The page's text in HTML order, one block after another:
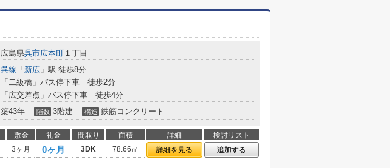
広島県呉市広本町 １丁目
呉線 「 新広 」駅 徒歩8分
「二級橋」バス停下車 徒歩2分
「広交差点」バス停下車 徒歩4分
築43年 階数 3階建 構造 鉄筋コンクリート
敷金 礼金 間取り 面積 詳細
検討リスト
3ヶ月 0ヶ月 3DK 78.66㎡ 詳細を見る 追加する